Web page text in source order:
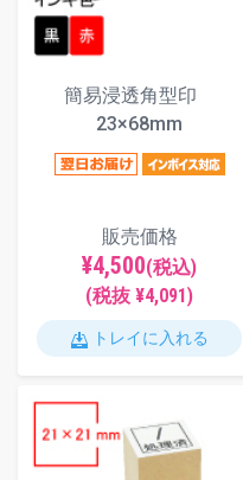
簡易浸透角型印
23×68mm
販売価格
¥4,500(税込)
(税抜 ¥4,091)
トレイに入れる